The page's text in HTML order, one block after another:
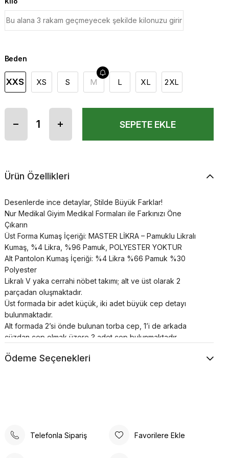
Beden
XXS XS S M L XL 2XL
Ürün Özellikleri
Desenlerde ince detaylar, Stilde Büyük Farklar!
Nur Medikal Giyim Medikal Formaları ile Farkınızı Öne
Çıkarın
Üst Forma Kumaş İçeriği: MASTER LİKRA – Pamuklu Likralı
Kumaş, %4 Likra, %96 Pamuk, POLYESTER YOKTUR
Alt Pantolon Kumaş İçeriği: %4 Likra %66 Pamuk %30
Polyester
Likralı V yaka cerrahi nöbet takımı; alt ve üst olarak 2
parçadan oluşmaktadır.
Üst formada bir adet küçük, iki adet büyük cep detayı
bulunmaktadır.
Alt formada 2’si önde bulunan torba cep, 1’i de arkada
cüzdan cep olmak üzere 3 adet cep bulunmaktadır.
lastikli ve bağcıklıdır.
üniformadır;
Ödeme Seçenekleri
Telefonla Sipariş Favorilere Ekle